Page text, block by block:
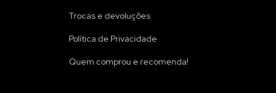
Trocas e devoluções
Política de Privacidade
Quem comprou e recomenda!